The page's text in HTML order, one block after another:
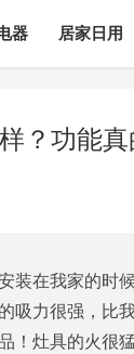
器 居家日用
？功能
装在我家的时
吸力很强，比
！灶具的火很